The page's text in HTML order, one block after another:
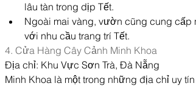
lâu tàn trong dịp Tết.
Ngoài mai vàng, vườn cũng cung
với nhu cầu trang trí Tết.
4. Cửa Hàng Cây Cảnh Minh Khoa
Địa chỉ: Khu Vực Sơn Trà, Đà Nẵng
Minh Khoa là một trong những địa chỉ uy